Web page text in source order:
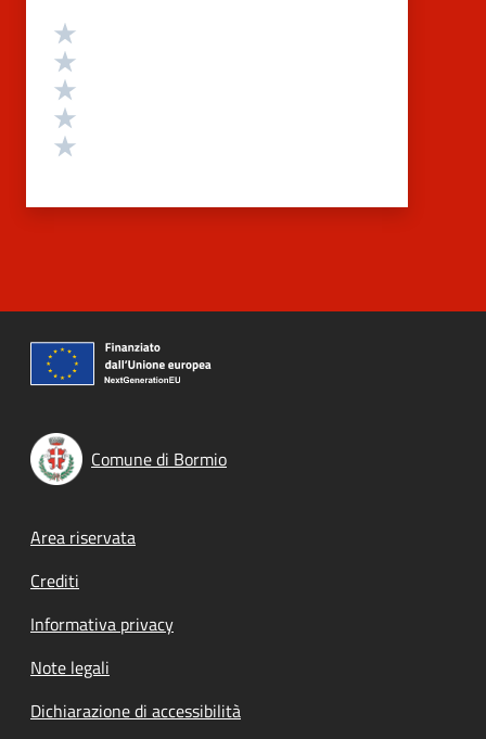
Valutazione
Comune di Bormio
Footer menu
Area riservata
Crediti
Informativa privacy
Note legali
Dichiarazione di accessibilità